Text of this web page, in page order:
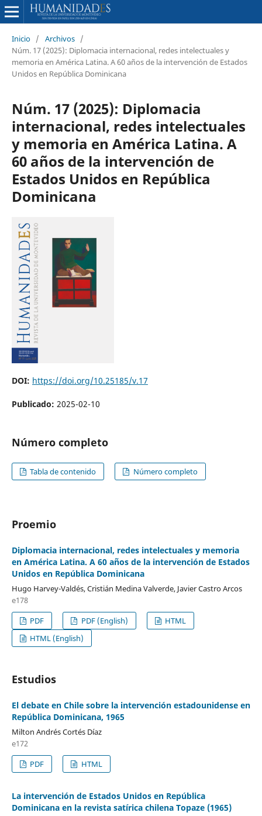
Inicio / Archivos /
Núm. 17 (2025): Diplomacia internacional, redes intelectuales y
memoria en América Latina. A 60 años de la intervención de Estados
Unidos en República Dominicana
Núm. 17 (2025): Diplomacia
internacional, redes intelectuales
y memoria en América Latina. A
60 años de la intervención de
Estados Unidos en República
Dominicana
DOI: https://doi.org/10.25185/v.17
Publicado: 2025-02-10
Número completo
Tabla de contenido Número completo
Proemio
Diplomacia internacional, redes intelectuales y memoria
en América Latina. A 60 años de la intervención de Estados
Unidos en República Dominicana
Hugo Harvey-Valdés, Cristián Medina Valverde, Javier Castro Arcos
e178
PDF
PDF (English)
HTML
HTML (English)
Estudios
El debate en Chile sobre la intervención estadounidense en
República Dominicana, 1965
Milton Andrés Cortés Díaz
e172
PDF
HTML
La intervención de Estados Unidos en República
Dominicana en la revista satírica chilena Topaze (1965)